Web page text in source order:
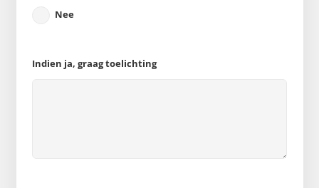
Nee
Indien ja, graag toelichting